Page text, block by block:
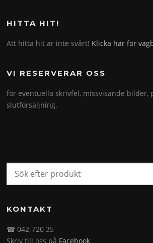
HITTA HIT!
Att hitta hit är inte svårt! Klicka här för
VI RESERVERAR OSS
för eventuella skrivfel, missvisande bilder,
slutförsäljning.
KONTAKT
☎ 042-720 35
Skriv till oss på Facebook